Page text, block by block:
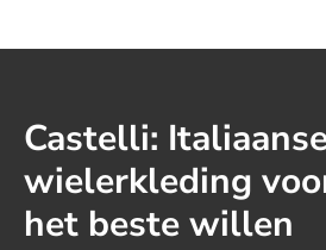
Castelli:
wielerkleding
het beste willen